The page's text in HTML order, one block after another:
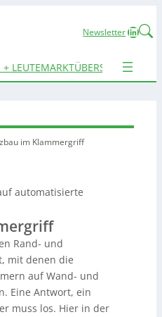
Newsletter
+ LEUTEMARKTÜBERSICHTEN
im Klammergriff
automatisierte
Rand- und
mit denen die
auf Wand- und
Eine Antwort, ein
muss los. Hier in der